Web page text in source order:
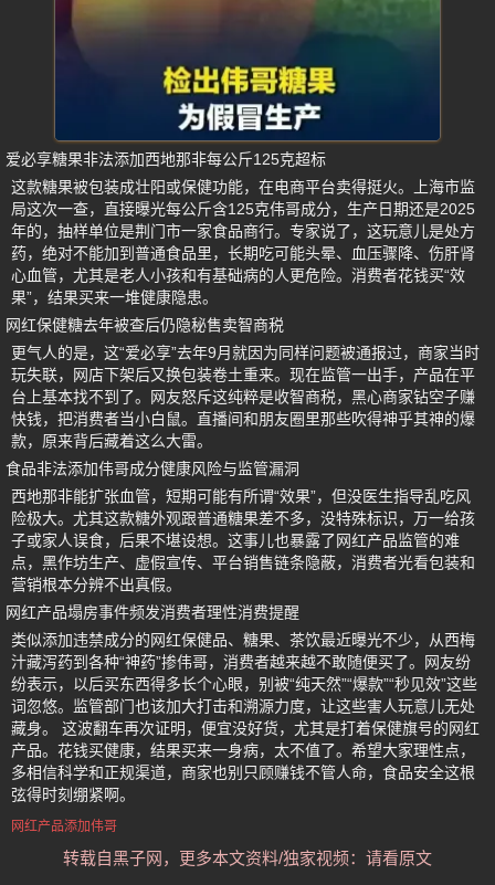
爱必享糖果非法添加西地那非每公斤125克超标
这款糖果被包装成壮阳或保健功能，在电商平台卖得挺火。上海市监
局这次一查，直接曝光每公斤含125克伟哥成分，生产日期还是2025
年的，抽样单位是荆门市一家食品商行。专家说了，这玩意儿是处方
药，绝对不能加到普通食品里，长期吃可能头晕、血压骤降、伤肝肾
心血管，尤其是老人小孩和有基础病的人更危险。消费者花钱买“效
果”，结果买来一堆健康隐患。
网红保健糖去年被查后仍隐秘售卖智商税
更气人的是，这“爱必享”去年9月就因为同样问题被通报过，商家当时
玩失联，网店下架后又换包装卷土重来。现在监管一出手，产品在平
台上基本找不到了。网友怒斥这纯粹是收智商税，黑心商家钻空子赚
快钱，把消费者当小白鼠。直播间和朋友圈里那些吹得神乎其神的爆
款，原来背后藏着这么大雷。
食品非法添加伟哥成分健康风险与监管漏洞
西地那非能扩张血管，短期可能有所谓“效果”，但没医生指导乱吃风
险极大。尤其这款糖外观跟普通糖果差不多，没特殊标识，万一给孩
子或家人误食，后果不堪设想。这事儿也暴露了网红产品监管的难
点，黑作坊生产、虚假宣传、平台销售链条隐蔽，消费者光看包装和
营销根本分辨不出真假。
网红产品塌房事件频发消费者理性消费提醒
类似添加违禁成分的网红保健品、糖果、茶饮最近曝光不少，从西梅
汁藏泻药到各种“神药”掺伟哥，消费者越来越不敢随便买了。网友纷
纷表示，以后买东西得多长个心眼，别被“纯天然”“爆款”“秒见效”这些
词忽悠。监管部门也该加大打击和溯源力度，让这些害人玩意儿无处
藏身。 这波翻车再次证明，便宜没好货，尤其是打着保健旗号的网红
产品。花钱买健康，结果买来一身病，太不值了。希望大家理性点，
多相信科学和正规渠道，商家也别只顾赚钱不管人命，食品安全这根
弦得时刻绷紧啊。
网红产品添加伟哥
转载自黑子网，更多本文资料/独家视频：请看原文